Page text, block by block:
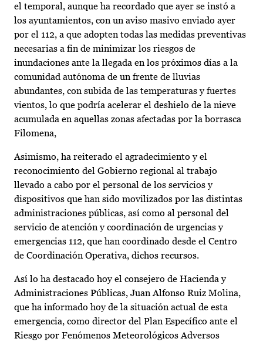
el temporal, aunque ha recordado que ayer se instó a
los ayuntamientos, con un aviso masivo enviado ayer
por el 112, a que adopten todas las medidas preventivas
necesarias a fin de minimizar los riesgos de
inundaciones ante la llegada en los próximos días a la
comunidad autónoma de un frente de lluvias
abundantes, con subida de las temperaturas y fuertes
vientos, lo que podría acelerar el deshielo de la nieve
acumulada en aquellas zonas afectadas por la borrasca
Filomena,
Asimismo, ha reiterado el agradecimiento y el
reconocimiento del Gobierno regional al trabajo
llevado a cabo por el personal de los servicios y
dispositivos que han sido movilizados por las distintas
administraciones públicas, así como al personal del
servicio de atención y coordinación de urgencias y
emergencias 112, que han coordinado desde el Centro
de Coordinación Operativa, dichos recursos.
Así lo ha destacado hoy el consejero de Hacienda y
Administraciones Públicas, Juan Alfonso Ruiz Molina,
que ha informado hoy de la situación actual de esta
emergencia, como director del Plan Específico ante el
Riesgo por Fenómenos Meteorológicos Adversos